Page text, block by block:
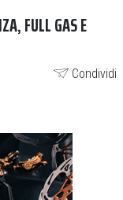
FULL GAS E
Condividi